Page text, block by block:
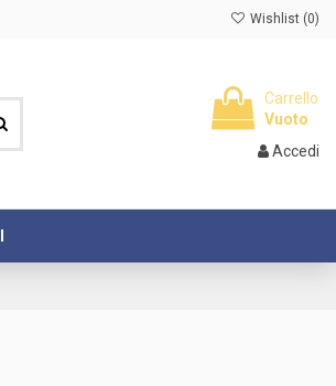
Wishlist (0)
Carrello
Vuoto
Accedi